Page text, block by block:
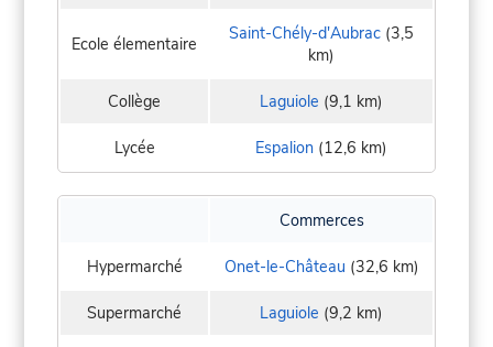
Ecole élementaire Saint-Chély-d'Aubrac (3,5
km)
Collège Laguiole (9,1 km)
Lycée Espalion (12,6 km)
Commerces
Hypermarché Onet-le-Château (32,6 km)
Supermarché Laguiole (9,2 km)